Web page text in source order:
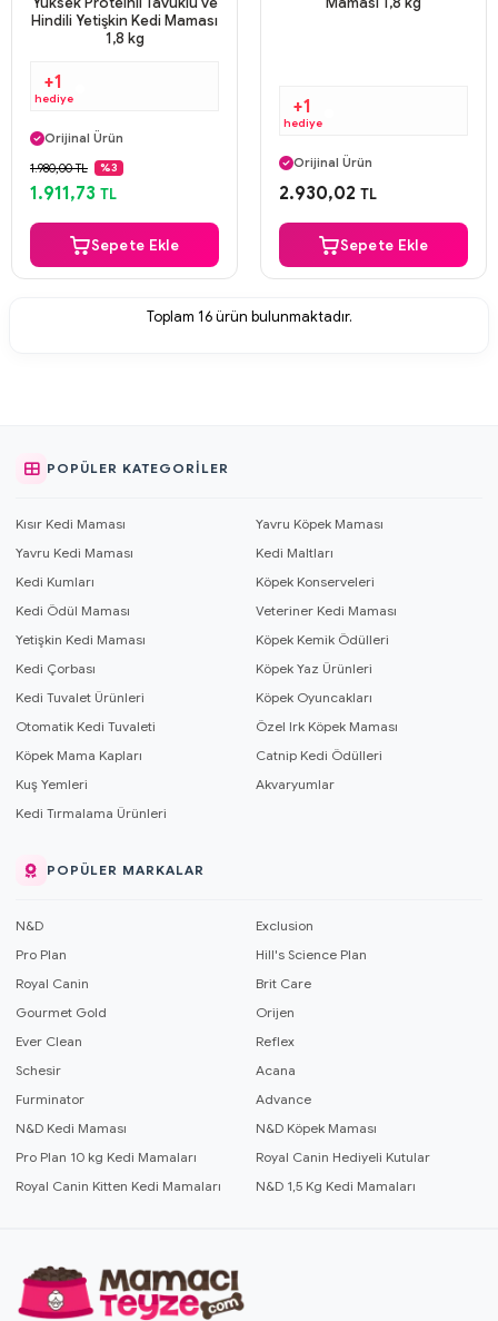
Hindili Yetişkin Kedi Maması
1,8 kg
+1
hediye
Orijinal Ürün
Güvenli Ödeme
Aynı Gün Kargo
1.980,00 TL %3
1.911,73 TL
Sepete Ekle
+1
hediye
Orijinal Ürün
Güvenli Ödeme
2.930,02 TL
Sepete Ekle
Toplam 16ürün bulunmaktadır.
POPÜLER KATEGORILER
Kısır Kedi Maması
Yavru Köpek Maması
Yavru Kedi Maması
Kedi Maltları
Kedi Kumları
Köpek Konserveleri
Kedi Ödül Maması
Veteriner Kedi Maması
Yetişkin Kedi Maması
Köpek Kemik Ödülleri
Kedi Çorbası
Köpek Yaz Ürünleri
Kedi Tuvalet Ürünleri
Köpek Oyuncakları
Otomatik Kedi Tuvaleti
Özel Irk Köpek Maması
Köpek Mama Kapları
Catnip Kedi Ödülleri
Kuş Yemleri
Akvaryumlar
Kedi Tırmalama Ürünleri
POPÜLER MARKALAR
N&D
Exclusion
Pro Plan
Hill's Science Plan
Royal Canin
Brit Care
Gourmet Gold
Orijen
Ever Clean
Reflex
Schesir
Acana
Furminator
Advance
N&D Kedi Maması
N&D Köpek Maması
Pro Plan 10 kg Kedi Mamaları
Royal Canin Hediyeli Kutular
Royal Canin Kitten Kedi Mamaları
N&D 1,5 Kg Kedi Mamaları